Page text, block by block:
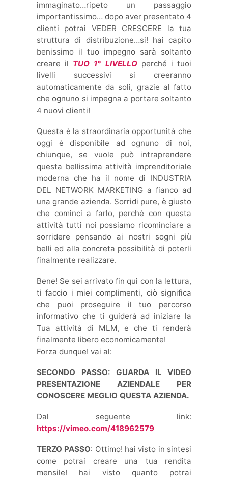
immaginato…ripeto un passaggio
importantissimo… dopo aver presentato 4
clienti potrai VEDER CRESCERE la tua
struttura di distribuzione…si! hai capito
benissimo il tuo impegno sarà soltanto
creare il TUO 1° LIVELLOperché i tuoi
livelli successivi si creeranno
automaticamente da soli, grazie al fatto
che ognuno si impegna a portare soltanto
4 nuovi clienti!
Questa è la straordinaria opportunità che
oggi è disponibile ad ognuno di noi,
chiunque, se vuole può intraprendere
questa bellissima attività imprenditoriale
moderna che ha il nome di INDUSTRIA
DEL NETWORK MARKETING a fianco ad
una grande azienda. Sorridi pure, è giusto
che cominci a farlo, perché con questa
attività tutti noi possiamo ricominciare a
sorridere pensando ai nostri sogni più
belli ed alla concreta possibilità di poterli
finalmente realizzare.
Bene! Se sei arrivato fin qui con la lettura,
ti faccio i miei complimenti, ciò significa
che puoi proseguire il tuo percorso
informativo che ti guiderà ad iniziare la
Tua attività di MLM, e che ti renderà
finalmente libero economicamente!
Forza dunque! vai al:
SECONDO PASSO: GUARDA IL VIDEO
PRESENTAZIONE AZIENDALE PER
CONOSCERE MEGLIO QUESTA AZIENDA.
Dal seguente link:
https://vimeo.com/418962579
TERZO PASSO: Ottimo! hai visto in sintesi
come potrai creare una tua rendita
mensile! hai visto quanto potrai